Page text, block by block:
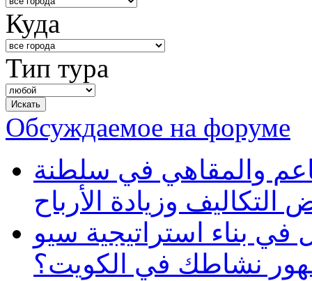
Куда
Тип тура
Обсуждаемое на форуме
والمقاهي في سلطنة
وزيادة الأرباح
بناء استراتيجية سيو
نشاطك في الكويت؟